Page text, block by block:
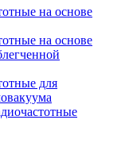
на основе
на основе
для